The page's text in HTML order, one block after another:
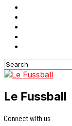
Le Fussball
Connect with us